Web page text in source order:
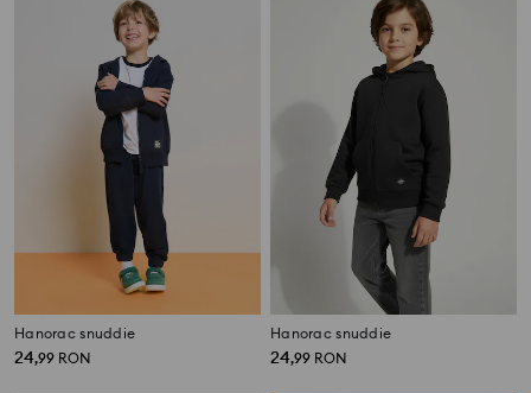
Hanorac snuddie
24,99 RON
Hanorac snuddie
24,99 RON